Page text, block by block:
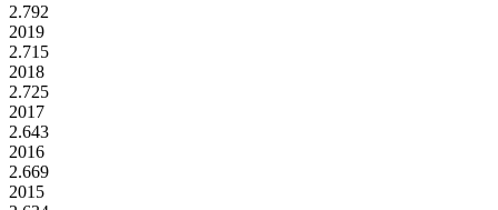
2.792
2019
2.715
2018
2.725
2017
2.643
2016
2.669
2015